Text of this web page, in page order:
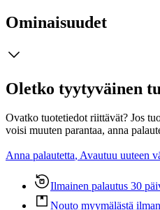
Ominaisuudet
Oletko tyytyväinen
Ovatko tuotetiedot riittävät? Jos
voisi muuten parantaa, anna
Anna palautetta, Avautuu uuteen
Ilmainen palautus 30
Nouto myymälästä